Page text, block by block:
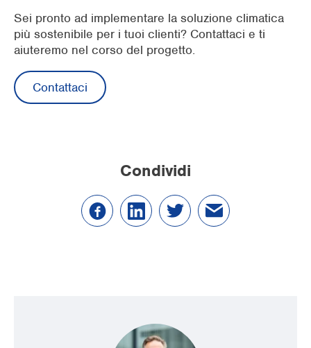
Sei pronto ad implementare la soluzione climatica
più sostenibile per i tuoi clienti? Contattaci e ti
aiuteremo nel corso del progetto.
Contattaci
Condividi